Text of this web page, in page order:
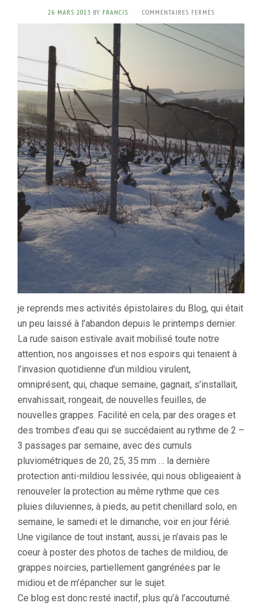
26 MARS 2013 BY FRANCIS · COMMENTAIRES FERMÉSSUR
ENFIN
NOUVELLES
…
…
DE
VIGNOBLES,
CHAIS,
DE
NOS
ACTIVITÉS
DIVERSES
ET
VARIÉES…
je reprends mes activités épistolaires du Blog, qui était
un peu laissé à l’abandon depuis le printemps dernier.
La rude saison estivale avait mobilisé toute notre
attention, nos angoisses et nos espoirs qui tenaient à
l’invasion quotidienne d’un mildiou virulent,
omniprésent, qui, chaque semaine, gagnait, s’installait,
envahissait, rongeait, de nouvelles feuilles, de
nouvelles grappes. Facilité en cela, par des orages et
des trombes d’eau qui se succédaient au rythme de 2 –
3 passages par semaine, avec des cumuls
pluviométriques de 20, 25, 35 mm … la dernière
protection anti-mildiou lessivée, qui nous obligeaient à
renouveler la protection au même rythme que ces
pluies diluviennes, à pieds, au petit chenillard solo, en
semaine, le samedi et le dimanche, voir en jour férié.
Une vigilance de tout instant, aussi, je n’avais pas le
coeur à poster des photos de taches de mildiou, de
grappes noircies, partiellement gangrénées par le
midiou et de m’épancher sur le sujet.
Ce blog est donc resté inactif, plus qu’à l’accoutumé.